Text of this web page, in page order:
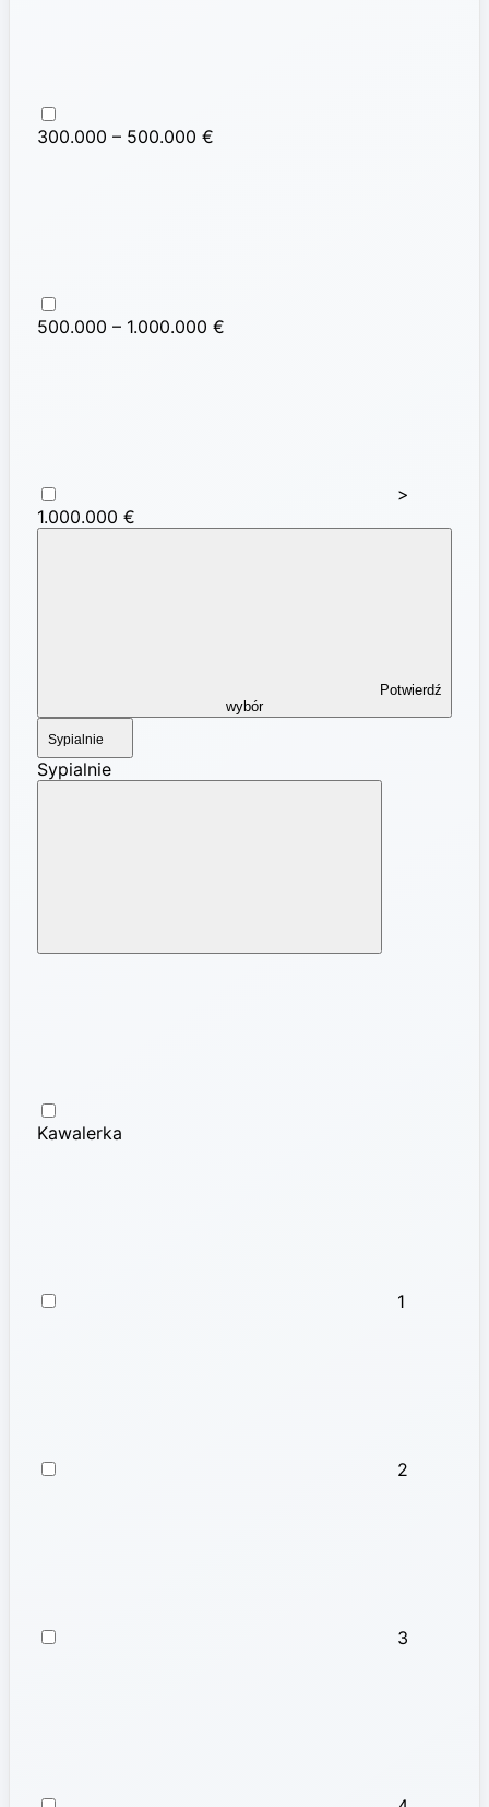
300.000 – 500.000 €
500.000 – 1.000.000 €
>
1.000.000 €
wybór
Sypialnie
Sypialnie
Kawalerka
1
2
3